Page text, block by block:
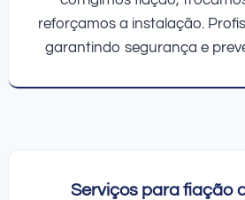
reforçamos a instalação.
garantindo segurança e
Serviços para fiação